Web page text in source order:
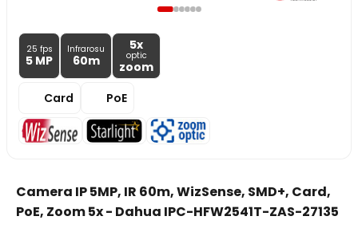
25 fps
5 MP
Infrarosu
60m
5x
optic
zoom
Card
PoE
Camera IP 5MP, IR 60m, WizSense, SMD+, Card,
PoE, Zoom 5x - Dahua IPC-HFW2541T-ZAS-27135